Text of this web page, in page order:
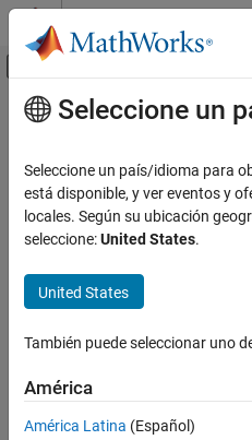
Saltar al contenido
Mostrar/ocultar
Inicio de Documentación
Robotics and Autonomous Systems
Contenido principal
How useful
Seleccione un
Seleccione un país/idioma para
está disponible, y ver eventos y
locales. Según su ubicación
seleccione:United States.
United States
También puede seleccionar uno
América
América Latina (Español)